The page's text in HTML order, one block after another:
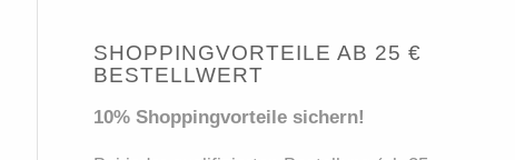
SHOPPINGVORTEILE AB 25 €
BESTELLWERT
10% Shoppingvorteile sichern!